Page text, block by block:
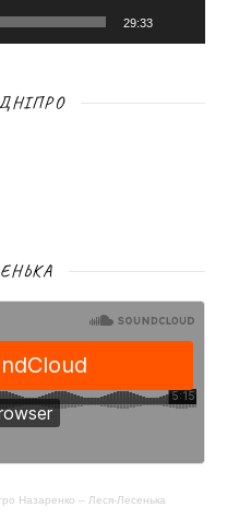
29:33
Назаренко – Леся-Лесенька